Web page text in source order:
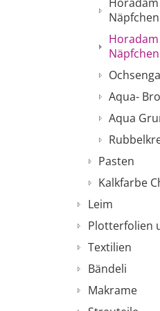
Näpfchen
Näpfchen
Aqua-
Aqua
Pasten
Kalkfarbe
Leim
Plotterfolien
Textilien
Bändeli
Makrame